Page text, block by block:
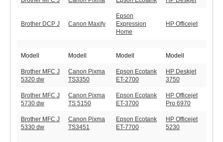
Brother DCP J Canon Maxify
Epson
Expression
Home
HP Officejet
Modell Modell Modell Modell
Brother MFC J
5320 dw
Canon Pixma
TS3350
Epson Ecotank
ET-2700
HP Deskjet
3750
Brother MFC J
5730 dw
Canon Pixma
TS 5150
Epson Ecotank
ET-3700
HP Officejet
Pro 6970
Brother MFC J
5330 dw
Canon Pixma
TS3451
Epson Ecotank
ET-7700
HP Officejet
5230